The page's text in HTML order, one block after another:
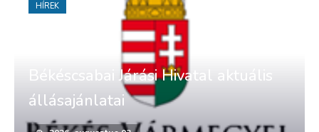
Békéscsabai Járási Hivatal aktuális
állásajánlatai
HÍREK